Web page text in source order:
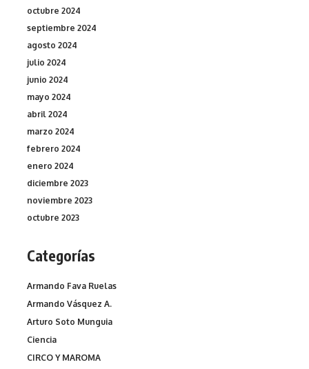
octubre 2024
septiembre 2024
agosto 2024
julio 2024
junio 2024
mayo 2024
abril 2024
marzo 2024
febrero 2024
enero 2024
diciembre 2023
noviembre 2023
octubre 2023
Categorías
Armando Fava Ruelas
Armando Vásquez A.
Arturo Soto Munguia
Ciencia
CIRCO Y MAROMA